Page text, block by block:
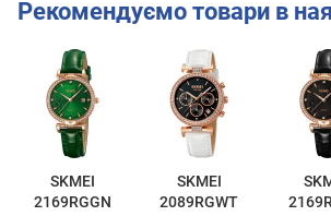
Рекомендуємо товари в
SKMEI
2169RGGN
SKMEI
2089RGWT